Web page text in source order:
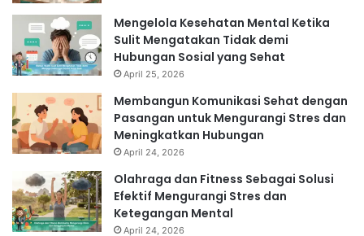
Mengelola Kesehatan Mental Ketika
Sulit Mengatakan Tidak demi
Hubungan Sosial yang Sehat
April 25, 2026
Membangun Komunikasi Sehat dengan
Pasangan untuk Mengurangi Stres dan
Meningkatkan Hubungan
April 24, 2026
Olahraga dan Fitness Sebagai Solusi
Efektif Mengurangi Stres dan
Ketegangan Mental
April 24, 2026